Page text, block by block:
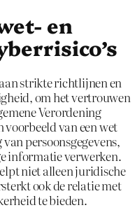
en
strikte richtlijnen en
om het vertrouwen
Verordening
voorbeeld van een wet
persoonsgegevens,
informatie verwerken.
niet alleen juridische
ook de relatie met
te bieden.